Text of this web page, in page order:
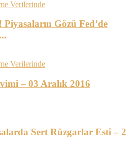
Gözü Fed’de
– 03 Aralık 2016
Sert Rüzgarlar Esti – 2